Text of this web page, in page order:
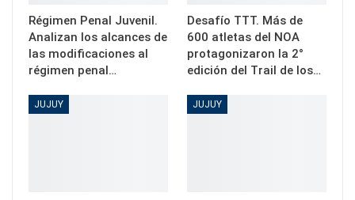
Régimen Penal Juvenil.
Analizan los alcances de
las modificaciones al
régimen penal…
Desafío TTT. Más de
600 atletas del NOA
protagonizaron la 2°
edición del Trail de los…
JUJUY JUJUY